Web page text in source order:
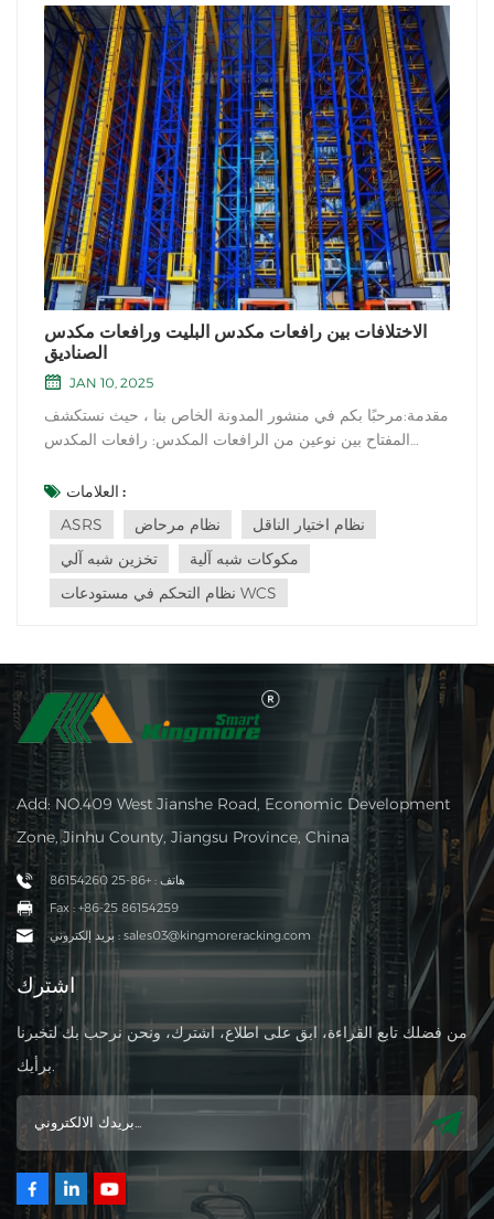
الاختلافات بين رافعات مكدس البليت ورافعات مكدس
الصناديق
JAN 10, 2025
مقدمة:مرحبًا بكم في منشور المدونة الخاص بنا ، حيث نستكشف
المفتاح بين نوعين من الرافعات المكدس: رافعات المكدس
المواد هذه أدوارًا مهمة في عمليات المستودعات ومركز التوزيع.
في هذه المقالة ، سوف نتعمق في خصائصها الفريدة ونبرز
الفروق بينهما. رافعا...
العلامات :
ASRS
نظام مرحاض
نظام اختيار الناقل
تخزين شبه آلي
مكوكات شبه آلية
نظام التحكم في مستودعات WCS
Add: NO.409 West Jianshe Road, Economic Development
Zone, Jinhu County, Jiangsu Province, China
هاتف : +86-25 86154260
Fax : +86-25 86154259
بريد إلكتروني : sales03@kingmoreracking.com
اشترك
من فضلك تابع القراءة، ابق على اطلاع، اشترك، ونحن نرحب بك لتخبرنا
برأيك.